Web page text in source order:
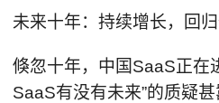
未来十年：持续增长，回
倏忽十年，中国SaaS正在
SaaS有没有未来”的质疑甚